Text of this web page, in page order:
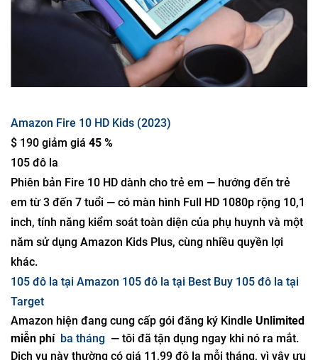
Amazon Fire 10 HD Kids (2023)
$ 190 giảm giá 45 %
105 đô la
Phiên bản Fire 10 HD dành cho trẻ em — hướng đến trẻ
em từ 3 đến 7 tuổi — có màn hình Full HD 1080p rộng 10,1
inch, tính năng kiểm soát toàn diện của phụ huynh và một
năm sử dụng Amazon Kids Plus, cùng nhiều quyền lợi
khác.
105 đô la tại Amazon 105 đô la tại Best Buy 105 đô la tại
Target
Amazon hiện đang cung cấp gói đăng ký Kindle Unlimited
miễn phí ba tháng — tôi đã tận dụng ngay khi nó ra mắt.
Dịch vụ này thường có giá 11,99 đô la mỗi tháng, vì vậy ưu